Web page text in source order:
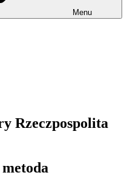
Menu
Rzeczpospolita